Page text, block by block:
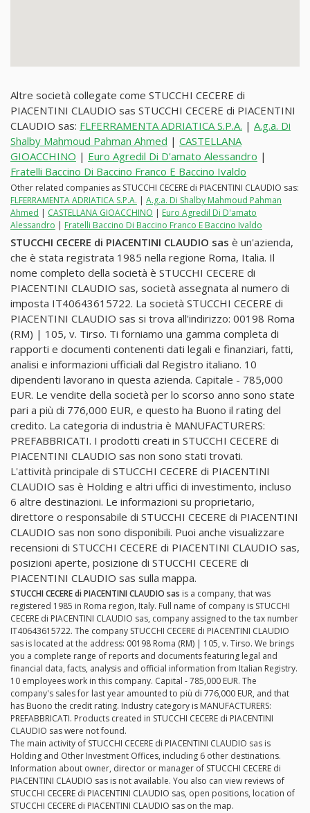
Altre società collegate come STUCCHI CECERE di
PIACENTINI CLAUDIO sas STUCCHI CECERE di PIACENTINI
CLAUDIO sas: FLFERRAMENTA ADRIATICA S.P.A. | A.g.a. Di
Shalby Mahmoud Pahman Ahmed | CASTELLANA
GIOACCHINO | Euro Agredil Di D'amato Alessandro |
Fratelli Baccino Di Baccino Franco E Baccino Ivaldo
Other related companies as STUCCHI CECERE di PIACENTINI CLAUDIO sas:
FLFERRAMENTA ADRIATICA S.P.A. | A.g.a. Di Shalby Mahmoud Pahman
Ahmed | CASTELLANA GIOACCHINO | Euro Agredil Di D'amato
Alessandro | Fratelli Baccino Di Baccino Franco E Baccino Ivaldo
STUCCHI CECERE di PIACENTINI CLAUDIO sas è un'azienda,
che è stata registrata 1985 nella regione Roma, Italia. Il
nome completo della società è STUCCHI CECERE di
PIACENTINI CLAUDIO sas, società assegnata al numero di
imposta IT40643615722. La società STUCCHI CECERE di
PIACENTINI CLAUDIO sas si trova all'indirizzo: 00198 Roma
(RM) | 105, v. Tirso. Ti forniamo una gamma completa di
rapporti e documenti contenenti dati legali e finanziari, fatti,
analisi e informazioni ufficiali dal Registro italiano. 10
dipendenti lavorano in questa azienda. Capitale - 785,000
EUR. Le vendite della società per lo scorso anno sono state
pari a più di 776,000 EUR, e questo ha Buono il rating del
credito. La categoria di industria è MANUFACTURERS:
PREFABBRICATI. I prodotti creati in STUCCHI CECERE di
PIACENTINI CLAUDIO sas non sono stati trovati.
L'attività principale di STUCCHI CECERE di PIACENTINI
CLAUDIO sas è Holding e altri uffici di investimento, incluso
6 altre destinazioni. Le informazioni su proprietario,
direttore o responsabile di STUCCHI CECERE di PIACENTINI
CLAUDIO sas non sono disponibili. Puoi anche visualizzare
recensioni di STUCCHI CECERE di PIACENTINI CLAUDIO sas,
posizioni aperte, posizione di STUCCHI CECERE di
PIACENTINI CLAUDIO sas sulla mappa.
STUCCHI CECERE di PIACENTINI CLAUDIO sas is a company, that was
registered 1985 in Roma region, Italy. Full name of company is STUCCHI
CECERE di PIACENTINI CLAUDIO sas, company assigned to the tax number
IT40643615722. The company STUCCHI CECERE di PIACENTINI CLAUDIO
sas is located at the address: 00198 Roma (RM) | 105, v. Tirso. We brings
you a complete range of reports and documents featuring legal and
financial data, facts, analysis and official information from Italian Registry.
10 employees work in this company. Capital - 785,000 EUR. The
company's sales for last year amounted to più di 776,000 EUR, and that
has Buono the credit rating. Industry category is MANUFACTURERS:
PREFABBRICATI. Products created in STUCCHI CECERE di PIACENTINI
CLAUDIO sas were not found.
The main activity of STUCCHI CECERE di PIACENTINI CLAUDIO sas is
Holding and Other Investment Offices, including 6 other destinations.
Information about owner, director or manager of STUCCHI CECERE di
PIACENTINI CLAUDIO sas is not available. You also can view reviews of
STUCCHI CECERE di PIACENTINI CLAUDIO sas, open positions, location of
STUCCHI CECERE di PIACENTINI CLAUDIO sas on the map.